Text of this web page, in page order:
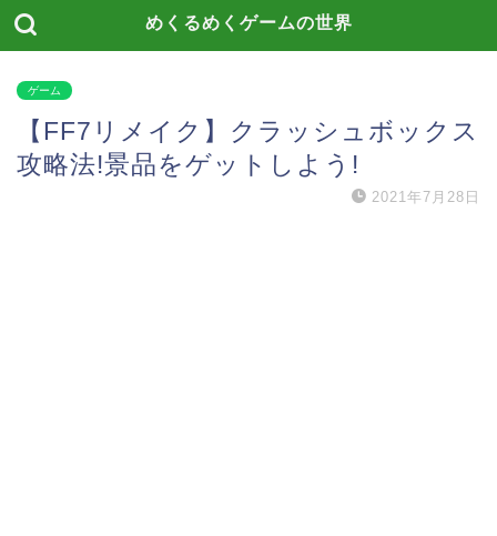
めくるめくゲームの世界
ゲーム
【FF7リメイク】クラッシュボックス
攻略法!景品をゲットしよう!
2021年7月28日